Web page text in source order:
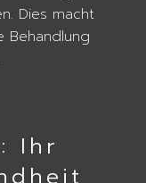
Dies macht
Behandlung
Ihr